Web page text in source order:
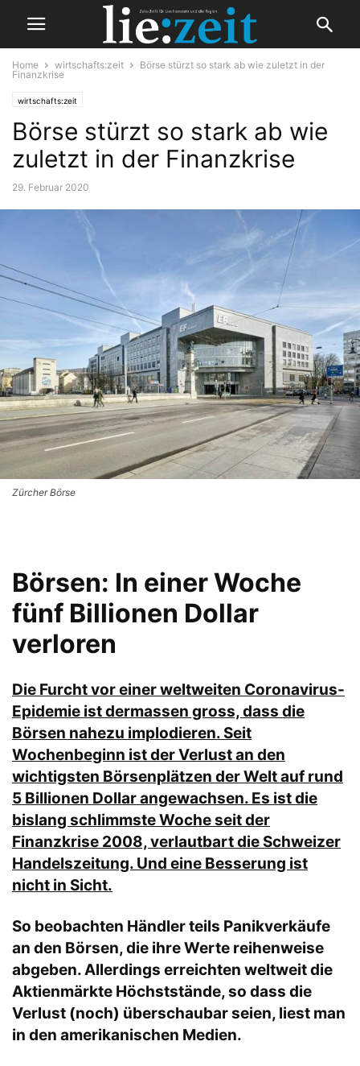
Home wirtschafts:zeit
Börse stürzt so stark ab wie zuletzt in der
Finanzkrise
wirtschafts:zeit
Börse stürzt so stark ab wie
zuletzt in der Finanzkrise
29. Februar 2020
Zürcher Börse
Börsen: In einer Woche
fünf Billionen Dollar
verloren
Die Furcht vor einer weltweiten Coronavirus-
Epidemie ist dermassen gross, dass die
Börsen nahezu implodieren. Seit
Wochenbeginn ist der Verlust an den
wichtigsten Börsenplätzen der Welt auf rund
5 Billionen Dollar angewachsen. Es ist die
bislang schlimmste Woche seit der
Finanzkrise 2008, verlautbart die Schweizer
Handelszeitung. Und eine Besserung ist
nicht in Sicht.
So beobachten Händler teils Panikverkäufe
an den Börsen, die ihre Werte reihenweise
abgeben. Allerdings erreichten weltweit die
Aktienmärkte Höchststände, so dass die
Verlust (noch) überschaubar seien, liest man
in den amerikanischen Medien.